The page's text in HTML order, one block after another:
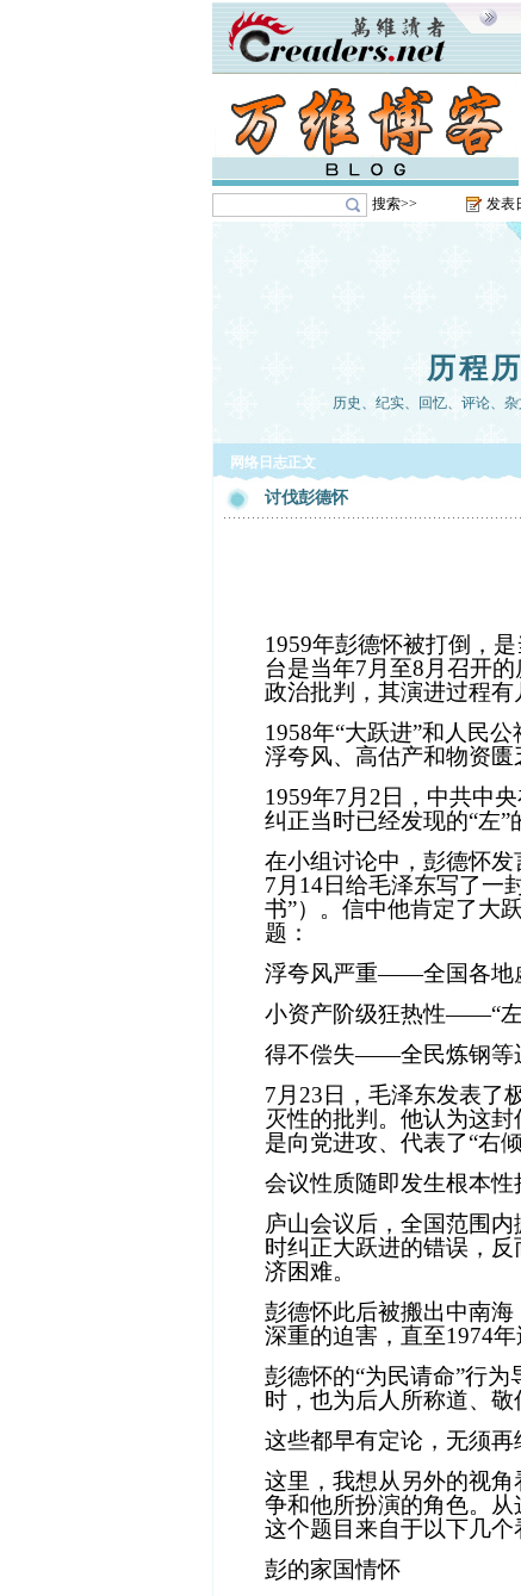
搜索>> 发表
历程
历史、纪实、回忆、评论、
网络日志正文
讨伐彭德怀
1959年彭德怀被打倒，
台是当年7 月至8 月召开
政治批判，其演进过程有
1958年“大跃进”和人民公
浮夸风、高估产和物资匮
1959年7 月 2 日，中共中
纠正当时已经发现的“左”
在小组讨论中，彭德怀
7 月 14日给毛泽东写了一
书”）。信中他肯定了大
题：
浮夸风严重——全国各地
小资产阶级狂热性——“左
得不偿失——全民炼钢等
7 月 23 日，毛泽东发表了
灭性的批判。他认为这
是向党进攻、代表了“右
会议性质随即发生根本性
庐山会议后，全国范围
时纠正大跃进的错误，
济困难。
彭德怀此后被搬出中南
深重的迫害，直至1974年
彭德怀的“为民请命”行
时，也为后人所称道、敬
这些都早有定论，无须再
这里，我想从另外的视
争和他所扮演的角色。从
这个题目来自于以下几个
彭的家国情怀